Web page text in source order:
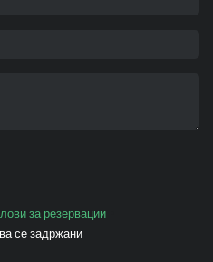
за резервации
се задржани